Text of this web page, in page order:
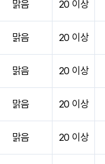
맑음 20 이상
맑음 20 이상
맑음 20 이상
맑음 20 이상
맑음 20 이상